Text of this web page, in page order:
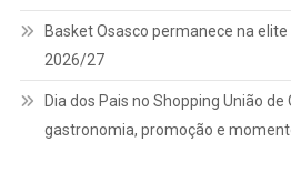
Basket Osasco permanece na
2026/27
Dia dos Pais no Shopping União de
gastronomia, promoção e